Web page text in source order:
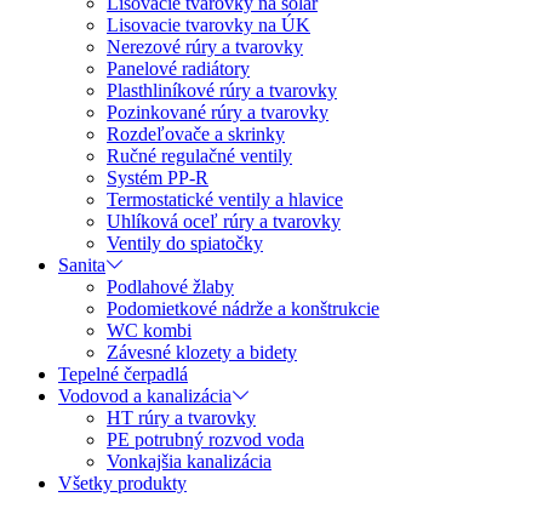
Lisovacie tvarovky na ÚK
Nerezové rúry a tvarovky
Panelové radiátory
Plasthliníkové rúry a tvarovky
Pozinkované rúry a tvarovky
Rozdeľovače a skrinky
Ručné regulačné ventily
Systém PP-R
Termostatické ventily a hlavice
Uhlíková oceľ rúry a tvarovky
Ventily do spiatočky
Sanita
Podlahové žlaby
Podomietkové nádrže a konštrukcie
WC kombi
Závesné klozety a bidety
Tepelné čerpadlá
Vodovod a kanalizácia
HT rúry a tvarovky
PE potrubný rozvod voda
Vonkajšia kanalizácia
Všetky produkty